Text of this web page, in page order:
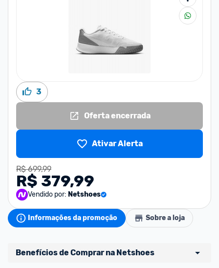
3
Oferta encerrada
Ativar Alerta
R$ 699,99
R$ 379,99
Vendido por: Netshoes
Informações da promoção Sobre a loja
Benefícios de Comprar na Netshoes